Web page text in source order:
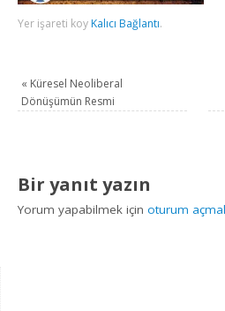
Yer işareti koy Kalıcı Bağlantı.
« Küresel Neoliberal
Dönüşümün Resmi
Bir yanıt yazın
Yorum yapabilmek içinoturum